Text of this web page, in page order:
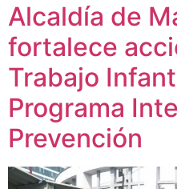
Alcaldía de
fortalece
Trabajo
Programa
Prevención